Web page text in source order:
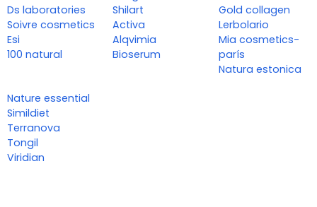
Ds laboratories
Soivre cosmetics
Esi
100 natural
Shilart
Activa
Alqvimia
Bioserum
Gold collagen
Lerbolario
Mia cosmetics-
parís
Natura estonica
Nature essential
Simildiet
Terranova
Tongil
Viridian